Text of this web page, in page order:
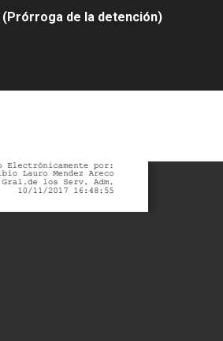
(Prórroga de la detención)